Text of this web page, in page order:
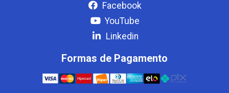
Facebook
YouTube
Linkedin
Formas de Pagamento